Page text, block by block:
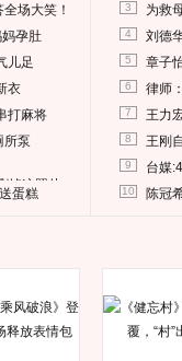
场大笑！
孕肚
儿足
衣
打麻将
所泵
掉这照片
蛋糕
3 为救
4 刘德
5 章子
6 律师
7 王力
8 王刚
9 台媒
10 陈冠